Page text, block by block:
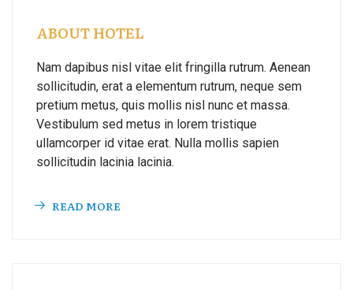
ABOUT HOTEL
Nam dapibus nisl vitae elit fringilla rutrum. Aenean
sollicitudin, erat a elementum rutrum, neque sem
pretium metus, quis mollis nisl nunc et massa.
Vestibulum sed metus in lorem tristique
ullamcorper id vitae erat. Nulla mollis sapien
sollicitudin lacinia lacinia.
READ MORE